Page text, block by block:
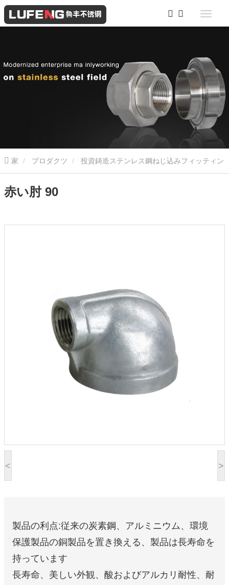
家 プロダクツ 投資鋳造ステンレス鋼ねじ込みフィッティン
グ 赤い肘 90
< >
赤い肘 90
製品の利点:従来の炭素鋼、アルミニウム、環境
保護製品の銅製品を置き換える、製品は長寿命を
持っています
長寿命、美しい外観、酸およびアルカリ耐性、耐